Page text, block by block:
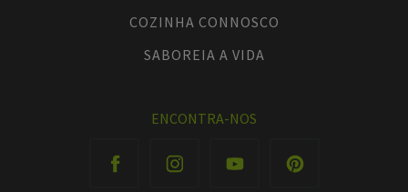
COZINHA CONNOSCO
SABOREIA A VIDA
ENCONTRA-NOS